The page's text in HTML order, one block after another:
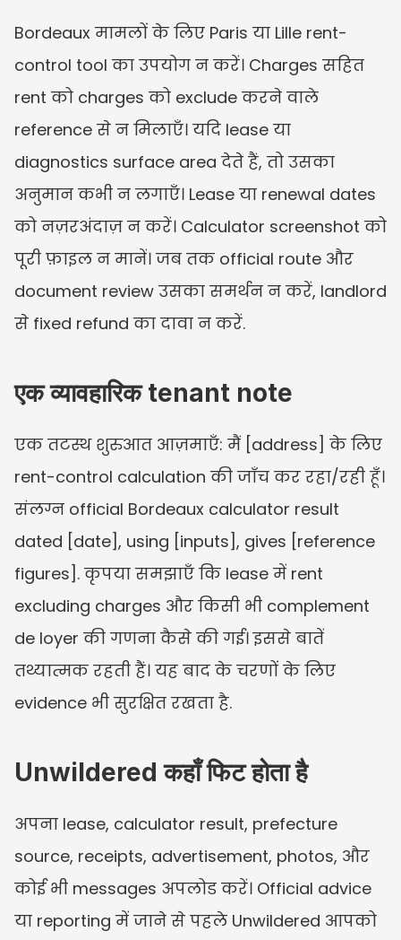
Bordeaux मामलों के लिए Paris या Lille rent-
control tool का उपयोग न करें। Charges सहित
rent को charges को exclude करने वाले
reference से न मिलाएँ। यदि lease या
diagnostics surface area देते हैं, तो उसका
अनुमान कभी न लगाएँ। Lease या renewal dates
को नज़रअंदाज़ न करें। Calculator screenshot को
पूरी फ़ाइल न मानें। जब तक official route और
document review उसका समर्थन न करें, landlord
से fixed refund का दावा न करें.
एक व्यावहारिक tenant note
एक तटस्थ शुरुआत आज़माएँ: मैं [address] के लिए
rent-control calculation की जाँच कर रहा/रही हूँ।
संलग्न official Bordeaux calculator result
dated [date], using [inputs], gives [reference
figures]. कृपया समझाएँ कि lease में rent
excluding charges और किसी भी complement
de loyer की गणना कैसे की गई। इससे बातें
तथ्यात्मक रहती हैं। यह बाद के चरणों के लिए
evidence भी सुरक्षित रखता है.
Unwildered कहाँ फिट होता है
अपना lease, calculator result, prefecture
source, receipts, advertisement, photos, और
कोई भी messages अपलोड करें। Official advice
या reporting में जाने से पहले Unwildered आपको